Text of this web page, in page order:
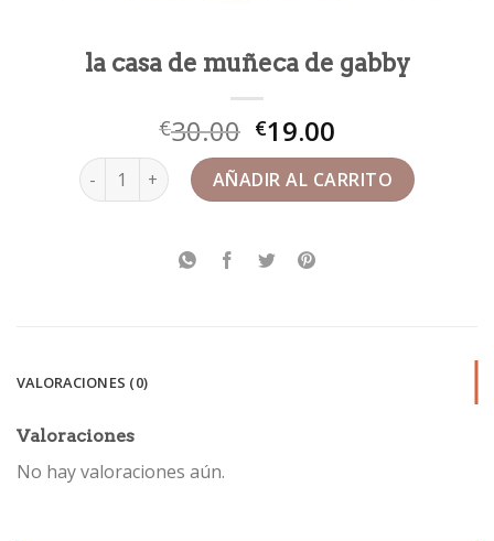
la casa de muñeca de gabby
€30.00 €19.00
la casa de muñeca de gabby cantidad
AÑADIR AL CARRITO
VALORACIONES (0)
Valoraciones
No hay valoraciones aún.